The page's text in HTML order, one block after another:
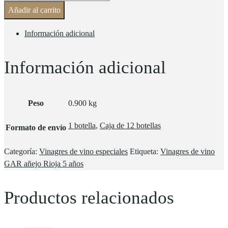
Añadir al carrito
Información adicional
Información adicional
Peso 0.900 kg
Formato de envío 1 botella, Caja de 12 botellas
Categoría: Vinagres de vino especiales Etiqueta: Vinagres de vino
GAR añejo Rioja 5 años
Productos relacionados